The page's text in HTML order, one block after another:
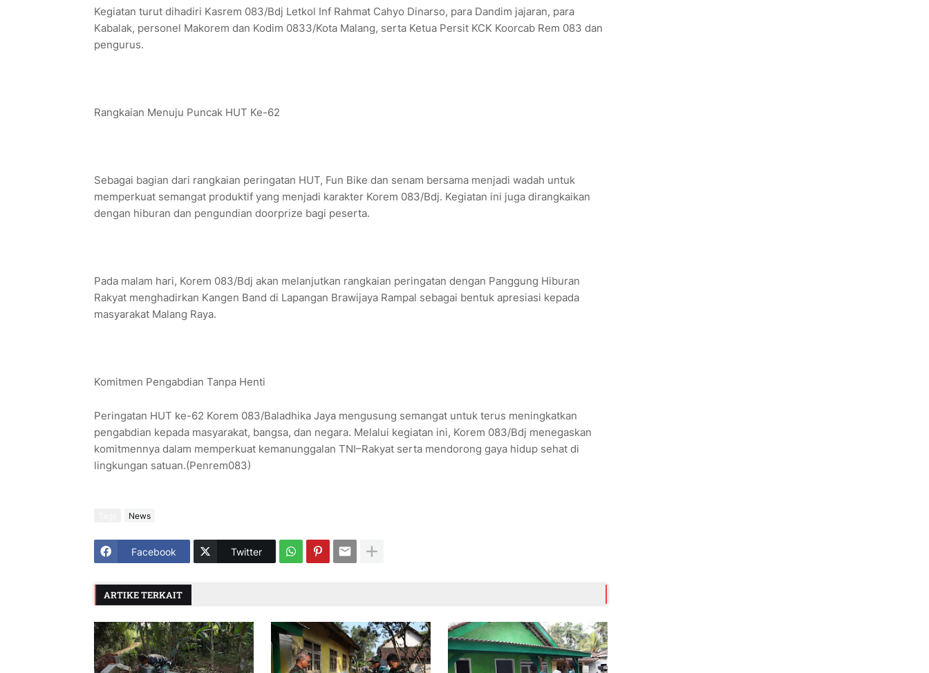
Kegiatan turut dihadiri Kasrem 083/Bdj Letkol Inf Rahmat Cahyo Dinarso, para Dandim jajaran, para
Kabalak, personel Makorem dan Kodim 0833/Kota Malang, serta Ketua Persit KCK Koorcab Rem 083 dan
pengurus.
Rangkaian Menuju Puncak HUT Ke-62
Sebagai bagian dari rangkaian peringatan HUT, Fun Bike dan senam bersama menjadi wadah untuk
memperkuat semangat produktif yang menjadi karakter Korem 083/Bdj. Kegiatan ini juga dirangkaikan
dengan hiburan dan pengundian doorprize bagi peserta.
Pada malam hari, Korem 083/Bdj akan melanjutkan rangkaian peringatan dengan Panggung Hiburan
Rakyat menghadirkan Kangen Band di Lapangan Brawijaya Rampal sebagai bentuk apresiasi kepada
masyarakat Malang Raya.
Komitmen Pengabdian Tanpa Henti
Peringatan HUT ke-62 Korem 083/Baladhika Jaya mengusung semangat untuk terus meningkatkan
pengabdian kepada masyarakat, bangsa, dan negara. Melalui kegiatan ini, Korem 083/Bdj menegaskan
komitmennya dalam memperkuat kemanunggalan TNI–Rakyat serta mendorong gaya hidup sehat di
lingkungan satuan.(Penrem083)
News
Facebook Twitter
ARTIKE TERKAIT